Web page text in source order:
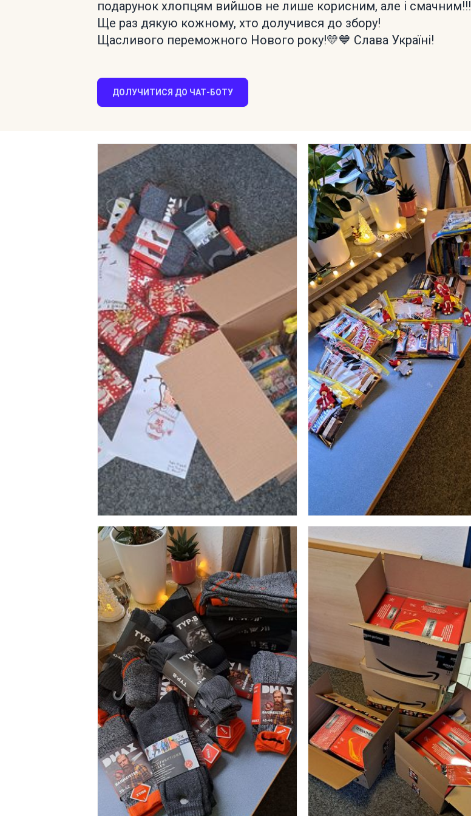
подарунок хлопцям вийшов не лише корисним, але і смачним!!!
Ще раз дякую кожному, хто долучився до збору!
Щасливого переможного Нового року!💛💙 Слава Україні!
ДОЛУЧИТИСЯ ДО ЧАТ-БОТУ